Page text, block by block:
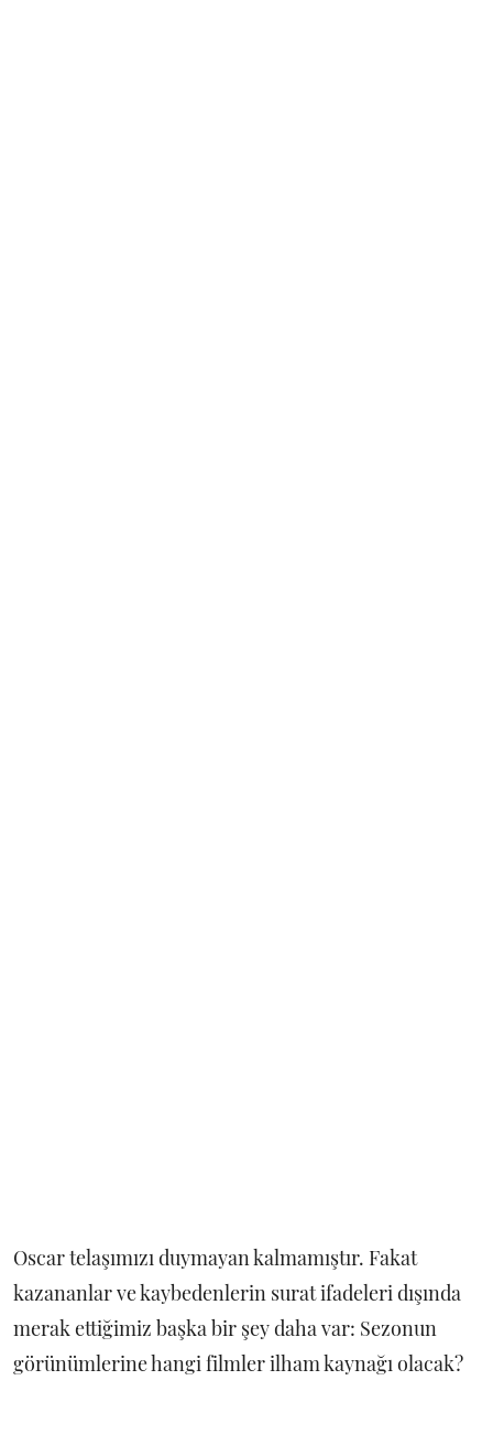
Oscar telaşımızı duymayan kalmamıştır. Fakat
kazananlar ve kaybedenlerin surat ifadeleri dışında
merak ettiğimiz başka bir şey daha var: Sezonun
görünümlerine hangi filmler ilham kaynağı olacak?